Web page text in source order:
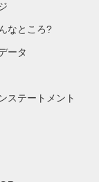
なところ?
ータ
ステートメント